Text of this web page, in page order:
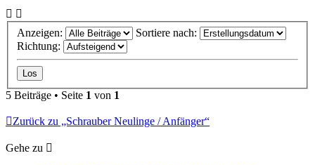
Anzeigen:
Sortiere nach:
Richtung:
5 Beiträge • Seite 1 von 1
Zurück zu „Schrauber Neulinge / Anfänger“
Gehe zu